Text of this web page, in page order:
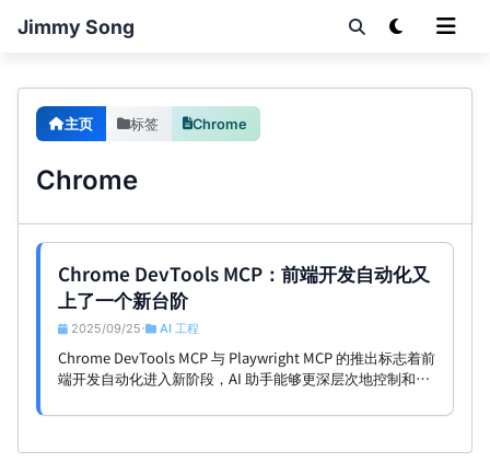
Jimmy Song
主页 标签 Chrome
Chrome
Chrome DevTools MCP：前端开发自动化又
上了一个新台阶
2025/09/25 • AI 工程
Chrome DevTools MCP 与 Playwright MCP 的推出标志着前
端开发自动化进入新阶段，AI 助手能够更深层次地控制和调